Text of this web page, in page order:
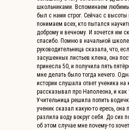
школьниками. Вспоминаем
был с нами строг. Сейчас с высоты
понимаем всех, кто пытался
доброму и вечному. И хочется им
спасибо. Помню в начальной
руководительница сказала, что,
засушенных листьев клена, она
принесла 50, и получила пять
мне делать было тогда нечего.
истории слушала ответ ученика на
рассказывал про Наполеона, и как
Учительница решила попить
ученик сказал какую-то ересь, она
разлила воду вокруг себя. До сих
об этом случае мне почему-то